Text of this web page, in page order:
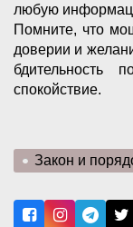
любую
Помните, что
доверии и
бдительность
спокойствие.
Закон и